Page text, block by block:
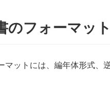
のフォーマット
マットには、編年体形式、